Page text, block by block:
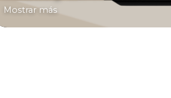
Mostrar más